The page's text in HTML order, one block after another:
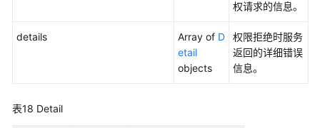
权请求的信息。
details Array of D
etail
objects
权限拒绝时服务
返回的详细错误
信息。
表18 Detail